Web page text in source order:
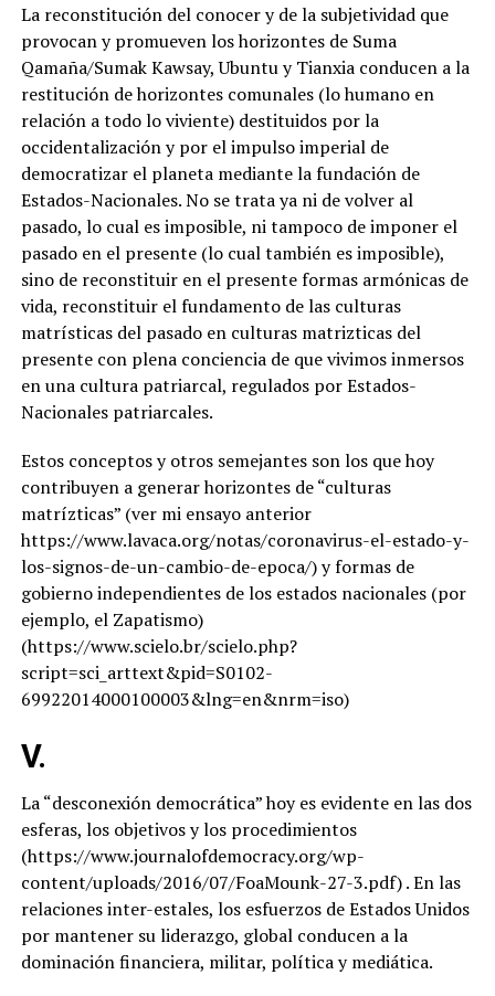
La reconstitución del conocer y de la subjetividad que
provocan y promueven los horizontes de Suma
Qamaña/Sumak Kawsay, Ubuntu y Tianxia conducen a la
restitución de horizontes comunales (lo humano en
relación a todo lo viviente) destituidos por la
occidentalización y por el impulso imperial de
democratizar el planeta mediante la fundación de
Estados-Nacionales. No se trata ya ni de volver al
pasado, lo cual es imposible, ni tampoco de imponer el
pasado en el presente (lo cual también es imposible),
sino de reconstituir en el presente formas armónicas de
vida, reconstituir el fundamento de las culturas
matrísticas del pasado en culturas matrizticas del
presente con plena conciencia de que vivimos inmersos
en una cultura patriarcal, regulados por Estados-
Nacionales patriarcales.
Estos conceptos y otros semejantes son los que hoy
contribuyen a generar horizontes de “culturas
matrízticas” (ver mi ensayo anterior
https://www.lavaca.org/notas/coronavirus-el-estado-y-
los-signos-de-un-cambio-de-epoca/) y formas de
gobierno independientes de los estados nacionales (por
ejemplo, el Zapatismo)
(https://www.scielo.br/scielo.php?
script=sci_arttext&pid=S0102-
69922014000100003&lng=en&nrm=iso)
V.
La “desconexión democrática” hoy es evidente en las dos
esferas, los objetivos y los procedimientos
(https://www.journalofdemocracy.org/wp-
content/uploads/2016/07/FoaMounk-27-3.pdf) . En las
relaciones inter-estales, los esfuerzos de Estados Unidos
por mantener su liderazgo, global conducen a la
dominación financiera, militar, política y mediática.